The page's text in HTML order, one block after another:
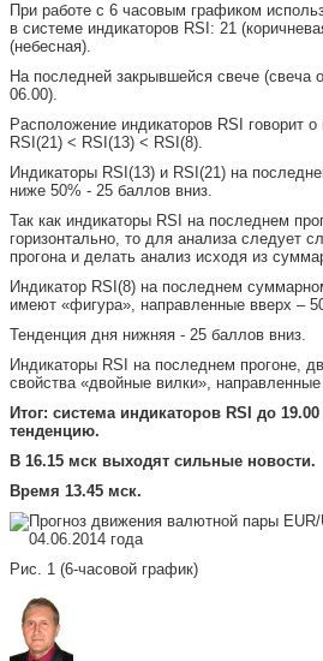
При работе с 6 часовым графиком
в системе индикаторов RSI: 21
(небесная).
На последней закрывшейся свече (свеча
06.00).
Расположение индикаторов RSI говорит
RSI(21) < RSI(13) < RSI(8).
Индикаторы RSI(13) и RSI(21) на
ниже 50% - 25 баллов вниз.
Так как индикаторы RSI на последнем
горизонтально, то для анализа следует
прогона и делать анализ исходя из
Индикатор RSI(8) на последнем
имеют «фигура», направленные вверх –
Тенденция дня нижняя - 25 баллов вниз.
Индикаторы RSI на последнем прогоне,
свойства «двойные вилки»,
Итог: система индикаторов RSI до
тенденцию.
В 16.15 мск выходят сильные новости.
Время 13.45 мск.
Рис. 1 (6-часовой график)